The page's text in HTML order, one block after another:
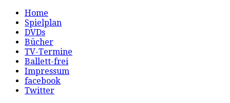
Home
Spielplan
DVDs
Bücher
TV-Termine
Ballett-frei
Impressum
facebook
Twitter